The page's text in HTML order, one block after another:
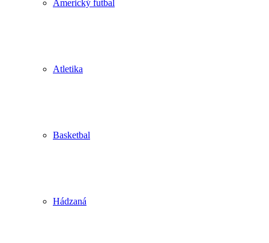
Americký futbal
Atletika
Basketbal
Hádzaná